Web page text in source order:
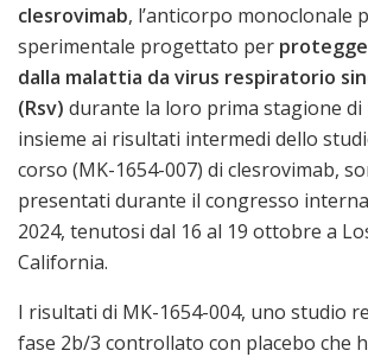
clesrovimab, l’anticorpo monoclonale
sperimentale progettato per
dalla malattia da virus respiratorio
(Rsv) durante la loro prima stagione di
insieme ai risultati intermedi dello
corso (MK-1654-007) di clesrovimab,
presentati durante il congresso
2024, tenutosi dal 16 al 19 ottobre a
California.
I risultati di MK-1654-004, uno studio
fase 2b/3 controllato con placebo che